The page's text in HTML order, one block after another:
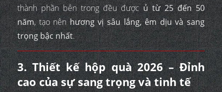
thành phần bên trong đều đượcủ từ 25 đến 50
năm, tạo nênhương vị sâu lắng, êm dịu và sang
trọng bậc nhất.
3. Thiết kế hộp quà 2026 – Đỉnh
cao của sự sang trọng và tinh tế